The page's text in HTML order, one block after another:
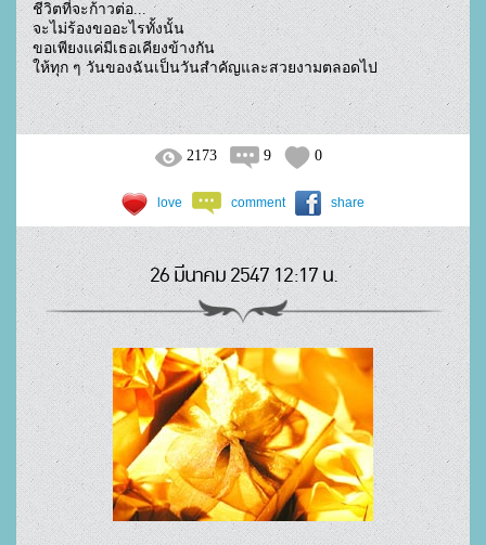
ชีวิตที่จะก้าวต่อ...
จะไม่ร้องขออะไรทั้งนั้น
ขอเพียงแค่มีเธอเคียงข้างกัน
ให้ทุก ๆ วันของฉันเป็นวันสำคัญและสวยงามตลอดไป
2173 9 0
love comment share
26 มีนาคม 2547 12:17 น.